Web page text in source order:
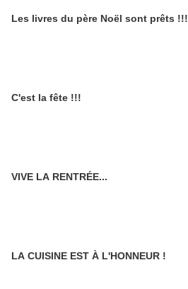
Les livres du père Noël sont prêts !!!
C'est la fête !!!
VIVE LA RENTRÉE...
LA CUISINE EST À L'HONNEUR !